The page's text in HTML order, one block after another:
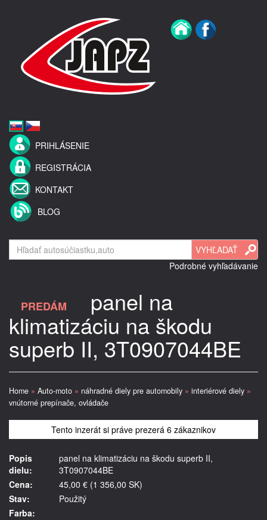
PRIHLÁSENIE
REGISTRÁCIA
KONTAKT
BLOG
Podrobné vyhľadávanie
PREDÁM panel na
klimatizáciu na škodu
superb II, 3T0907044BE
Home » Auto-moto » náhradné diely pre automobily » interiérové diely »
vnútorné prepínače, ovládače
Tento inzerát si práve prezerá 6 zákaznikov
Popis
dielu:
panel na klimatizáciu na škodu superb II,
3T0907044BE
Cena:
45,00 € (1 356,00 SK)
Stav:
Použitý
Farba: